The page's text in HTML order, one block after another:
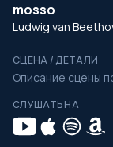
mosso
Ludwig van
СЦЕНА / ДЕТАЛИ
Описание сцены
СЛУШАТЬ НА